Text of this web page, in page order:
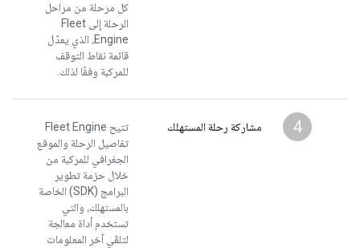
كل مرحلة من مراحل
الرحلة إلى Fleet
Engine، الذي يعدّل
قائمة نقاط التوقف
للمركبة وفقًا لذلك.
4 مشاركة رحلة المستهلك
تتيح Fleet Engine
تفاصيل الرحلة والموقع
الجغرافي للمركبة من
خلال حزمة تطوير
البرامج (SDK) الخاصة
بالمستهلك، والتي
تستخدم أداة معالجة
لتلقّي آخر المعلومات